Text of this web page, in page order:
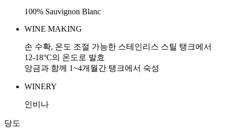
100% Sauvignon Blanc
WINE MAKING
손 수확, 온도 조절 가능한 스테인리스 스틸 탱크에서
12-18°C의 온도로 발효
앙금과 함께 1~4개월간 탱크에서 숙성
WINERY
인비나
당도